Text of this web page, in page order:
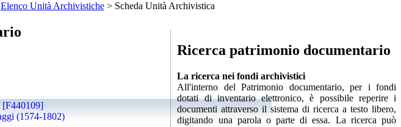
Elenco Unità Archivistiche> Scheda Unità Archivistica
Ricerca patrimonio documentario
La ricerca nei fondi archivistici
All'interno del Patrimonio documentario, per i fondi
dotati di inventario elettronico, è possibile reperire i
documenti attraverso il sistema di ricerca a testo libero,
digitando una parola o parte di essa. La ricerca può
(1574-1802)